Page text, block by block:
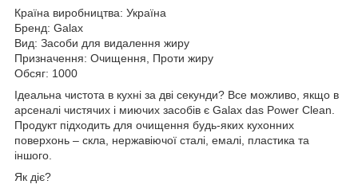
Країна виробництва: Україна
Бренд: Galax
Вид: Засоби для видалення жиру
Призначення: Очищення, Проти жиру
Обсяг: 1000
Ідеальна чистота в кухні за дві секунди? Все можливо, якщо в
арсеналі чистячих і миючих засобів є Galax das Power Clean.
Продукт підходить для очищення будь-яких кухонних
поверхонь – скла, нержавіючої сталі, емалі, пластика та
іншого.
Як діє?